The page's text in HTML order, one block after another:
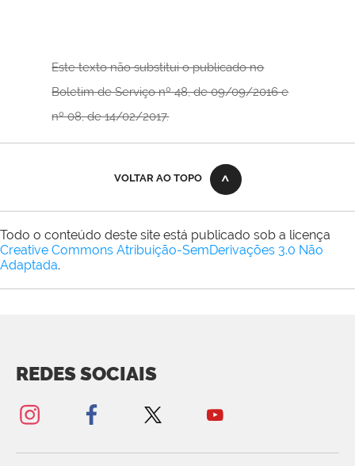
Este texto não substitui o publicado no
Boletim de Serviço nº 48, de 09/09/2016 e
nº 08, de 14/02/2017.
VOLTAR AO TOPO
Todo o conteúdo deste site está publicado sob a licença
Creative Commons Atribuição-SemDerivações 3.0 Não
Adaptada.
REDES SOCIAIS